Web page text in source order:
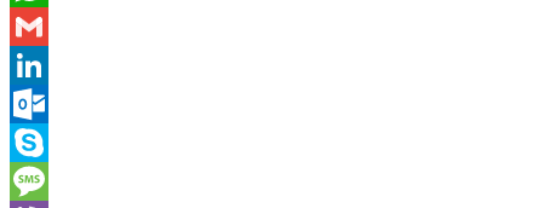
WhatsApp
Gmail
LinkedIn
Outlook.com
Skype